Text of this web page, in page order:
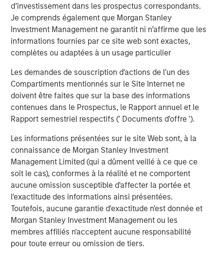
d’investissement dans les prospectus correspondants.
Je comprends également que Morgan Stanley
Investment Management ne garantit ni n’affirme que les
informations fournies par ce site web sont exactes,
complètes ou adaptées à un usage particulier
Les demandes de souscription d'actions de l'un des
Compartiments mentionnés sur le Site Internet ne
doivent être faites que sur la base des informations
contenues dans le Prospectus, le Rapport annuel et le
Rapport semestriel respectifs (' Documents d'offre ').
Les informations présentées sur le site Web sont, à la
connaissance de Morgan Stanley Investment
Management Limited (qui a dûment veillé à ce que ce
soit le cas), conformes à la réalité et ne comportent
aucune omission susceptible d'affecter la portée et
l'exactitude des informations ainsi présentées.
Toutefois, aucune garantie d'exactitude n'est donnée et
Morgan Stanley Investment Management ou les
membres affiliés n'acceptent aucune responsabilité
pour toute erreur ou omission de tiers.
Analyses mises en avant
ARTICLE
Real Estate Midyear Outlook:
Constructive Amid Fluid Backdrop
The current macroenvironment remains resilient
despite elevated volatility and divergence across